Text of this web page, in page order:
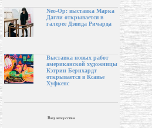
Neo-Op: выставка Марка
Дагли открывается в
галерее Дэвида Ричарда
Выставка новых работ
американской художницы
Кэтрин Бернхардт
открывается в Ксавье
Хуфкенс
Вид искусства